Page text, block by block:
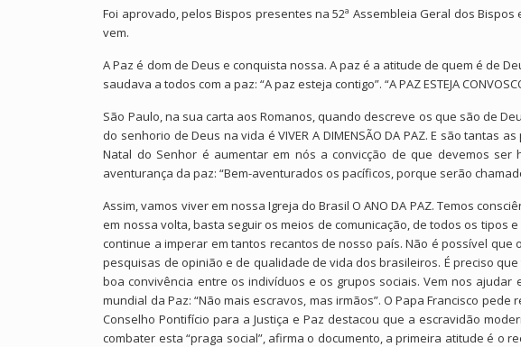
Foi aprovado, pelos Bispos presentes na 52ª Assembleia Geral dos
vem.
A Paz é dom de Deus e conquista nossa. A paz é a atitude de quem é de
saudava a todos com a paz: “A paz esteja contigo”. “A PAZ ESTEJA
São Paulo, na sua carta aos Romanos, quando descreve os que são de
do senhorio de Deus na vida é VIVER A DIMENSÃO DA PAZ. E são
Natal do Senhor é aumentar em nós a convicção de que devemos
aventurança da paz: “Bem-aventurados os pacíficos, porque serão
Assim, vamos viver em nossa Igreja do Brasil O ANO DA PAZ. Temos
em nossa volta, basta seguir os meios de comunicação, de todos os
continue a imperar em tantos recantos de nosso país. Não é possível
pesquisas de opinião e de qualidade de vida dos brasileiros. É preciso
boa convivência entre os indivíduos e os grupos sociais. Vem nos
mundial da Paz: “Não mais escravos, mas irmãos”. O Papa Francisco
Conselho Pontifício para a Justiça e Paz destacou que a escravidão
combater esta “praga social”, afirma o documento, a primeira atitude é o